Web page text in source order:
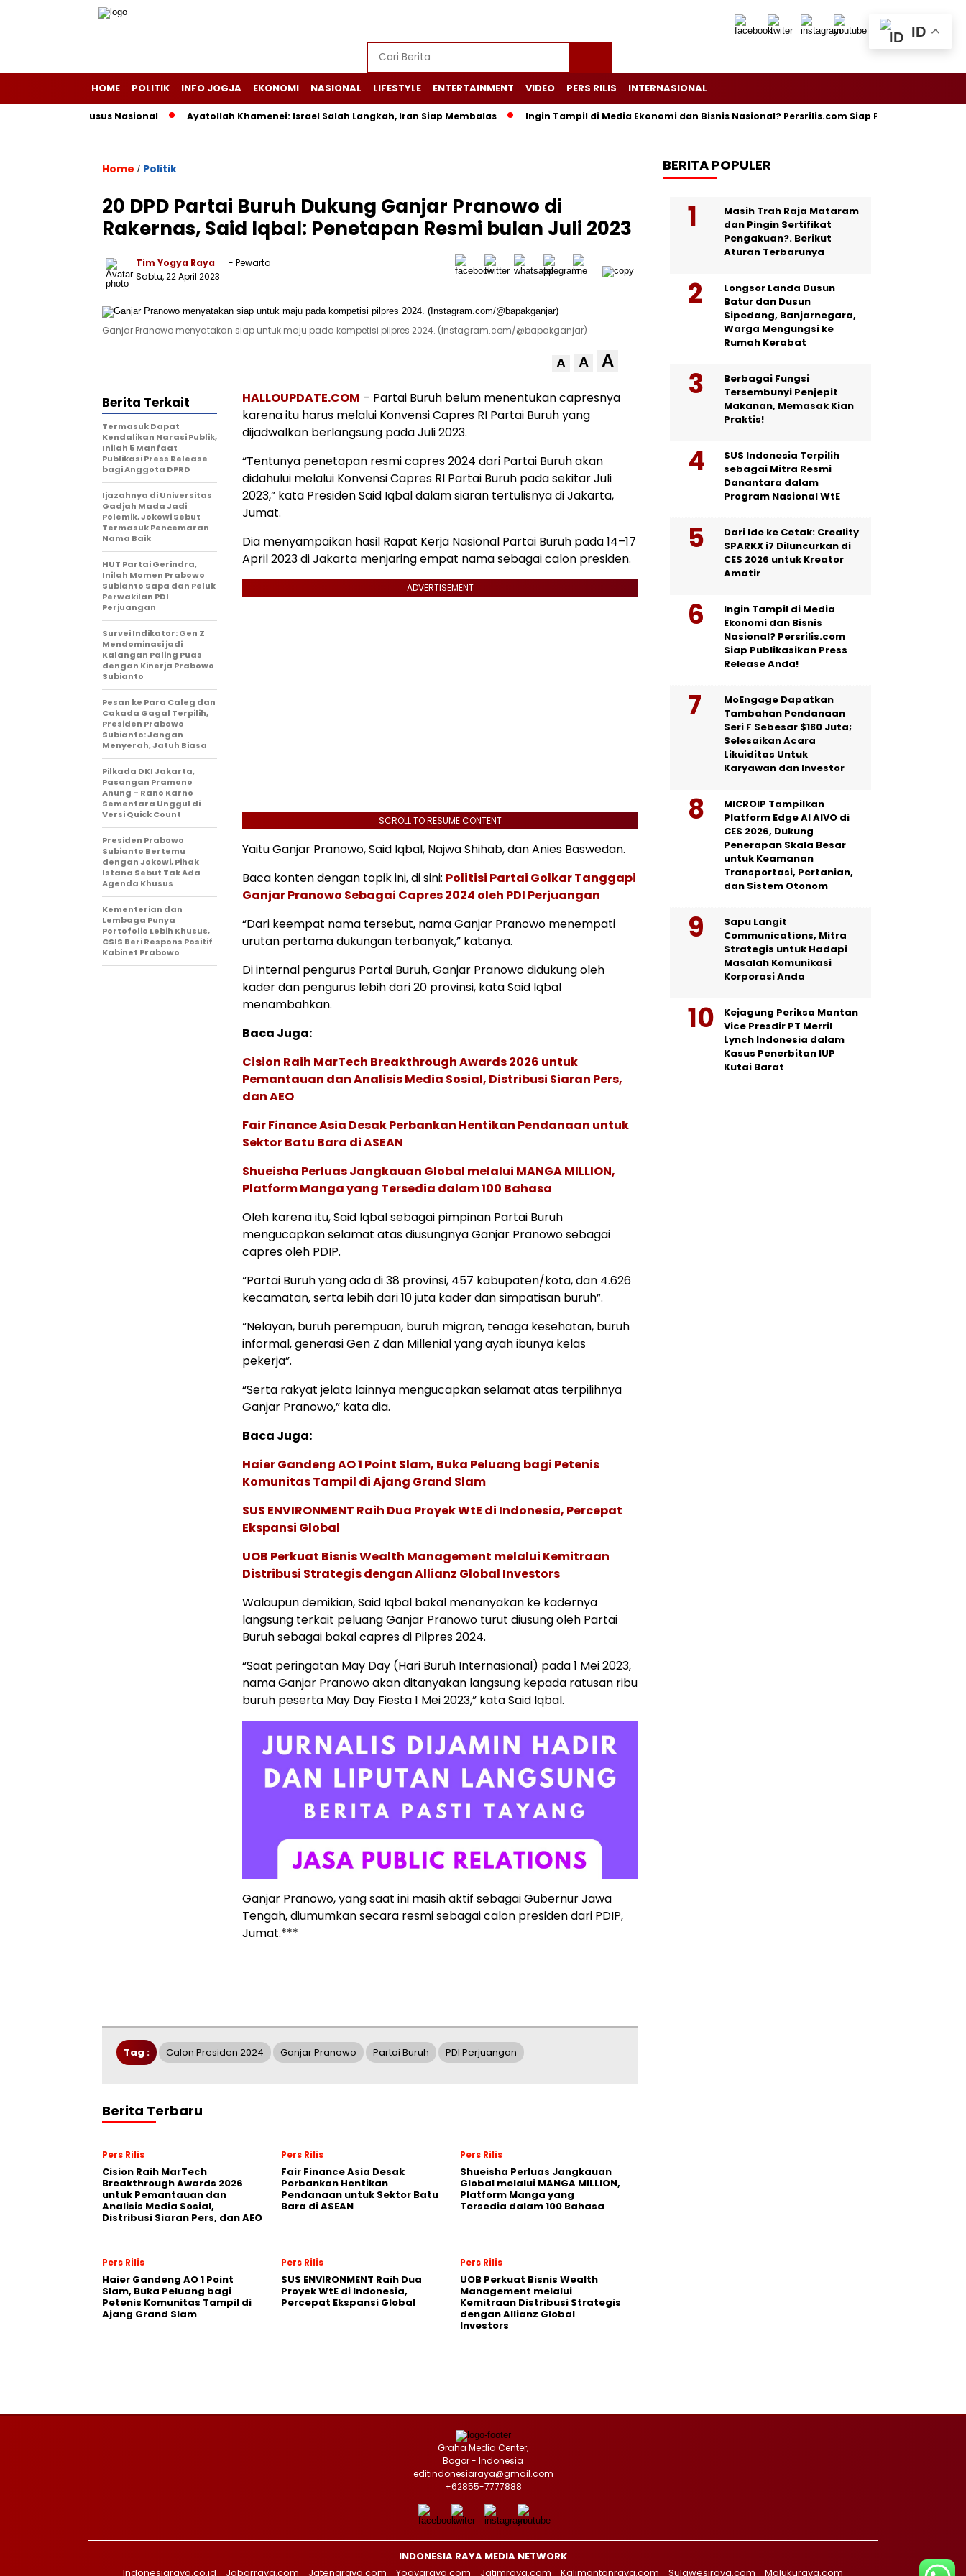
HOME POLITIK INFO JOGJA EKONOMI NASIONAL LIFESTYLE ENTERTAINMENT VIDEO PERS RILIS INTERNASIONAL
Haji Khusus Nasional Ayatollah Khamenei: Israel Salah Langkah, Iran Siap Membalas Ingin Tampil di Media Ekonomi dan Bisnis Nasional? Persrilis.com Siap Publikasikan Press
Home / Politik
20 DPD Partai Buruh Dukung Ganjar Pranowo di
Rakernas, Said Iqbal: Penetapan Resmi bulan Juli 2023
Tim Yogya Raya
- Pewarta
Sabtu, 22 April 2023
Ganjar Pranowo menyatakan siap untuk maju pada kompetisi pilpres 2024. (Instagram.com/@bapakganjar)
A A A
HALLOUPDATE.COM – Partai Buruh belum menentukan capresnya
karena itu harus melalui Konvensi Capres RI Partai Buruh yang
dijadwalkan berlangsung pada Juli 2023.
“Tentunya penetapan resmi capres 2024 dari Partai Buruh akan
didahului melalui Konvensi Capres RI Partai Buruh pada sekitar Juli
2023,” kata Presiden Said Iqbal dalam siaran tertulisnya di Jakarta,
Jumat.
Dia menyampaikan hasil Rapat Kerja Nasional Partai Buruh pada 14–17
April 2023 di Jakarta menjaring empat nama sebagai calon presiden.
ADVERTISEMENT
SCROLL TO RESUME CONTENT
Yaitu Ganjar Pranowo, Said Iqbal, Najwa Shihab, dan Anies Baswedan.
Baca konten dengan topik ini, di sini: Politisi Partai Golkar Tanggapi
Ganjar Pranowo Sebagai Capres 2024 oleh PDI Perjuangan
“Dari keempat nama tersebut, nama Ganjar Pranowo menempati
urutan pertama dukungan terbanyak,” katanya.
Di internal pengurus Partai Buruh, Ganjar Pranowo didukung oleh
kader dan pengurus lebih dari 20 provinsi, kata Said Iqbal
menambahkan.
Baca Juga:
Cision Raih MarTech Breakthrough Awards 2026 untuk
Pemantauan dan Analisis Media Sosial, Distribusi Siaran Pers,
dan AEO
Fair Finance Asia Desak Perbankan Hentikan Pendanaan untuk
Sektor Batu Bara di ASEAN
Shueisha Perluas Jangkauan Global melalui MANGA MILLION,
Platform Manga yang Tersedia dalam 100 Bahasa
Oleh karena itu, Said Iqbal sebagai pimpinan Partai Buruh
mengucapkan selamat atas diusungnya Ganjar Pranowo sebagai
capres oleh PDIP.
“Partai Buruh yang ada di 38 provinsi, 457 kabupaten/kota, dan 4.626
kecamatan, serta lebih dari 10 juta kader dan simpatisan buruh”.
“Nelayan, buruh perempuan, buruh migran, tenaga kesehatan, buruh
informal, generasi Gen Z dan Millenial yang ayah ibunya kelas
pekerja”.
“Serta rakyat jelata lainnya mengucapkan selamat atas terpilihnya
Ganjar Pranowo,” kata dia.
Baca Juga:
Haier Gandeng AO 1 Point Slam, Buka Peluang bagi Petenis
Komunitas Tampil di Ajang Grand Slam
SUS ENVIRONMENT Raih Dua Proyek WtE di Indonesia, Percepat
Ekspansi Global
UOB Perkuat Bisnis Wealth Management melalui Kemitraan
Distribusi Strategis dengan Allianz Global Investors
Walaupun demikian, Said Iqbal bakal menanyakan ke kadernya
langsung terkait peluang Ganjar Pranowo turut diusung oleh Partai
Buruh sebagai bakal capres di Pilpres 2024.
“Saat peringatan May Day (Hari Buruh Internasional) pada 1 Mei 2023,
nama Ganjar Pranowo akan ditanyakan langsung kepada ratusan ribu
buruh peserta May Day Fiesta 1 Mei 2023,” kata Said Iqbal.
Ganjar Pranowo, yang saat ini masih aktif sebagai Gubernur Jawa
Tengah, diumumkan secara resmi sebagai calon presiden dari PDIP,
Jumat.***
Berita Terkait
Termasuk Dapat
Kendalikan Narasi Publik,
Inilah 5 Manfaat
Publikasi Press Release
bagi Anggota DPRD
Ijazahnya di Universitas
Gadjah Mada Jadi
Polemik, Jokowi Sebut
Termasuk Pencemaran
Nama Baik
HUT Partai Gerindra,
Inilah Momen Prabowo
Subianto Sapa dan Peluk
Perwakilan PDI
Perjuangan
Survei Indikator: Gen Z
Mendominasi jadi
Kalangan Paling Puas
dengan Kinerja Prabowo
Subianto
Pesan ke Para Caleg dan
Cakada Gagal Terpilih,
Presiden Prabowo
Subianto: Jangan
Menyerah, Jatuh Biasa
Pilkada DKI Jakarta,
Pasangan Pramono
Anung – Rano Karno
Sementara Unggul di
Versi Quick Count
Presiden Prabowo
Subianto Bertemu
dengan Jokowi, Pihak
Istana Sebut Tak Ada
Agenda Khusus
Kementerian dan
Lembaga Punya
Portofolio Lebih Khusus,
CSIS Beri Respons Positif
Kabinet Prabowo
Tag : Calon Presiden 2024 Ganjar Pranowo Partai Buruh PDI Perjuangan
Berita Terbaru
Pers Rilis
Cision Raih MarTech
Breakthrough Awards 2026
untuk Pemantauan dan
Analisis Media Sosial,
Distribusi Siaran Pers, dan AEO
Pers Rilis
Fair Finance Asia Desak
Perbankan Hentikan
Pendanaan untuk Sektor Batu
Bara di ASEAN
Pers Rilis
Shueisha Perluas Jangkauan
Global melalui MANGA MILLION,
Platform Manga yang
Tersedia dalam 100 Bahasa
Pers Rilis
Haier Gandeng AO 1 Point
Slam, Buka Peluang bagi
Petenis Komunitas Tampil di
Ajang Grand Slam
Pers Rilis
SUS ENVIRONMENT Raih Dua
Proyek WtE di Indonesia,
Percepat Ekspansi Global
Pers Rilis
UOB Perkuat Bisnis Wealth
Management melalui
Kemitraan Distribusi Strategis
dengan Allianz Global
Investors
BERITA POPULER
Masih Trah Raja Mataram
dan Pingin Sertifikat
Pengakuan?. Berikut
Aturan Terbarunya
Longsor Landa Dusun
Batur dan Dusun
Sipedang, Banjarnegara,
Warga Mengungsi ke
Rumah Kerabat
Berbagai Fungsi
Tersembunyi Penjepit
Makanan, Memasak Kian
Praktis!
SUS Indonesia Terpilih
sebagai Mitra Resmi
Danantara dalam
Program Nasional WtE
Dari Ide ke Cetak: Creality
SPARKX i7 Diluncurkan di
CES 2026 untuk Kreator
Amatir
Ingin Tampil di Media
Ekonomi dan Bisnis
Nasional? Persrilis.com
Siap Publikasikan Press
Release Anda!
MoEngage Dapatkan
Tambahan Pendanaan
Seri F Sebesar $180 Juta;
Selesaikan Acara
Likuiditas Untuk
Karyawan dan Investor
MICROIP Tampilkan
Platform Edge AI AIVO di
CES 2026, Dukung
Penerapan Skala Besar
untuk Keamanan
Transportasi, Pertanian,
dan Sistem Otonom
Sapu Langit
Communications, Mitra
Strategis untuk Hadapi
Masalah Komunikasi
Korporasi Anda
Kejagung Periksa Mantan
Vice Presdir PT Merril
Lynch Indonesia dalam
Kasus Penerbitan IUP
Kutai Barat
ID
Graha Media Center,
Bogor - Indonesia
editindonesiaraya@gmail.com
+62855-7777888
INDONESIA RAYA MEDIA NETWORK
Indonesiaraya.co.id
Jabarraya.com Jatengraya.com Yogyaraya.com Jatimraya.com Kalimantanraya.com Sulawesiraya.com Malukuraya.com